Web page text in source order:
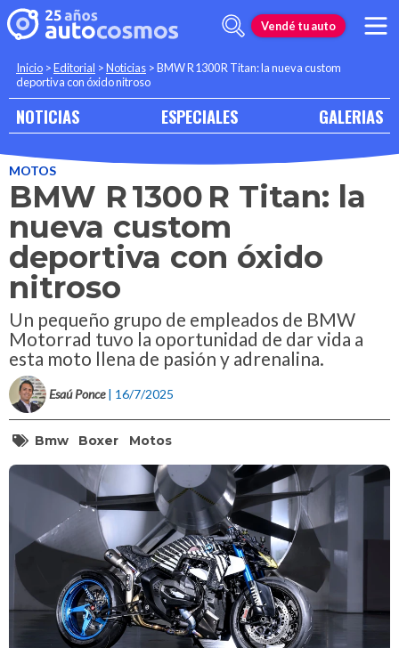
Vendé tu auto
Inicio >Editorial >Noticias >BMW R 1300 R Titan: la nueva custom
deportiva con óxido nitroso
NOTICIAS ESPECIALES GALERIAS
MOTOS
BMW R 1300 R Titan: la
nueva custom
deportiva con óxido
nitroso
Un pequeño grupo de empleados de BMW
Motorrad tuvo la oportunidad de dar vida a
esta moto llena de pasión y adrenalina.
Esaú Ponce | 16/7/2025
Bmw Boxer Motos